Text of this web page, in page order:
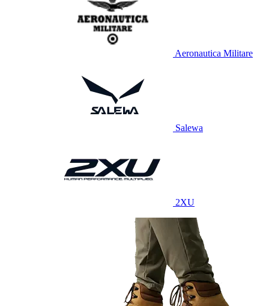
Aeronautica Militare
Salewa
2XU